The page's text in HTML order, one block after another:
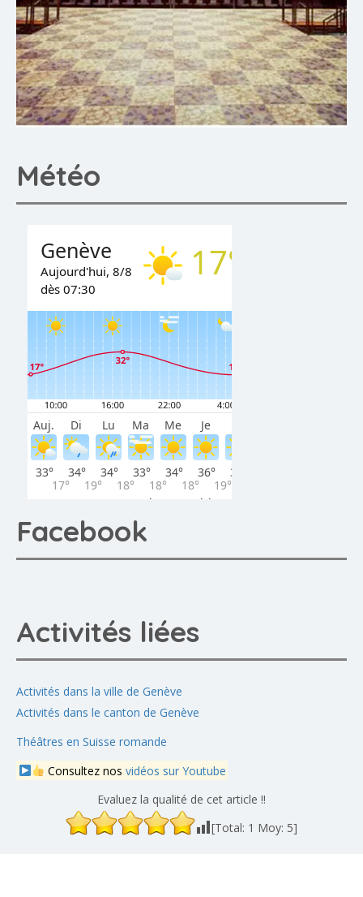
Météo
Facebook
Activités liées
Activités dans la ville de Genève
Activités dans le canton de Genève
Théâtres en Suisse romande
Consultez nos vidéos sur Youtube
Evaluez la qualité de cet article !!
[Total: 1 Moy: 5]